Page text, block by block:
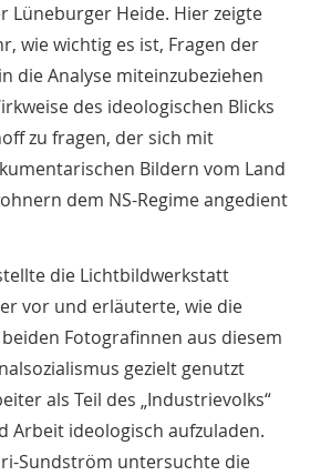
Lüneburger Heide. Hier zeigte
wie wichtig es ist, Fragen der
die Analyse miteinzubeziehen
des ideologischen Blicks
zu fragen, der sich mit
Bildern vom Land
dem NS-Regime angedient
die Lichtbildwerkstatt
vor und erläuterte, wie die
Fotografinnen aus diesem
gezielt genutzt
als Teil des „Industrievolks“
Arbeit ideologisch aufzuladen.
Sundström untersuchte die